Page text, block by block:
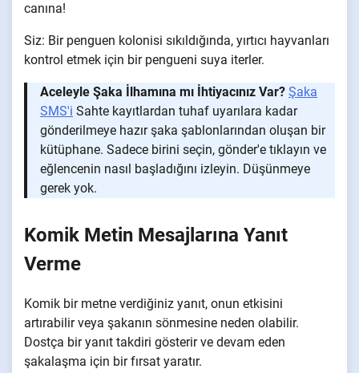
canına!
Siz: Bir penguen kolonisi sıkıldığında, yırtıcı hayvanları
kontrol etmek için bir pengueni suya iterler.
Aceleyle Şaka İlhamına mı İhtiyacınız Var? Şaka
SMS'i Sahte kayıtlardan tuhaf uyarılara kadar
gönderilmeye hazır şaka şablonlarından oluşan bir
kütüphane. Sadece birini seçin, gönder'e tıklayın ve
eğlencenin nasıl başladığını izleyin. Düşünmeye
gerek yok.
Komik Metin Mesajlarına Yanıt
Verme
Komik bir metne verdiğiniz yanıt, onun etkisini
artırabilir veya şakanın sönmesine neden olabilir.
Dostça bir yanıt takdiri gösterir ve devam eden
şakalaşma için bir fırsat yaratır.